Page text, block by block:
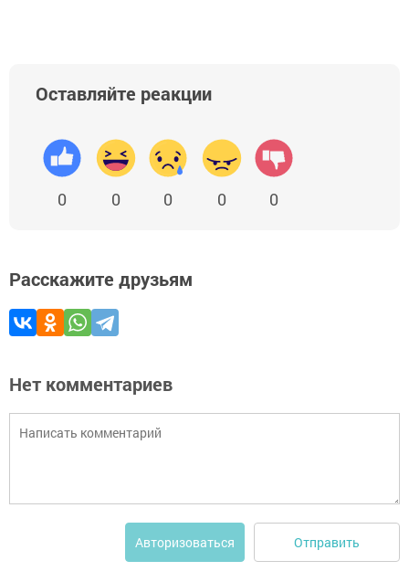
Оставляйте реакции
0 0 0 0 0
Расскажите друзьям
Нет комментариев
Авторизоваться Отправить